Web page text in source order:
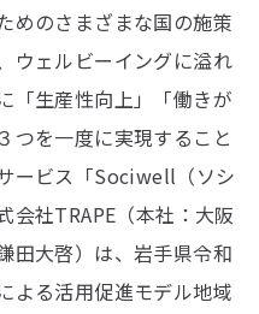
めのさまざまな国の施策
ウェルビーイングに溢れ
「生産性向上」「働きが
つを一度に実現すること
ービス「Sociwell（ソシ
会社TRAPE（本社：大阪
田大啓）は、岩手県令和
よる活用促進モデル地域